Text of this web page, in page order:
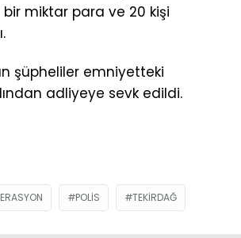
miktar para ve 20 kişi
şüpheliler emniyetteki
adliyeye sevk edildi.
POLIS TEKIRDAĞ